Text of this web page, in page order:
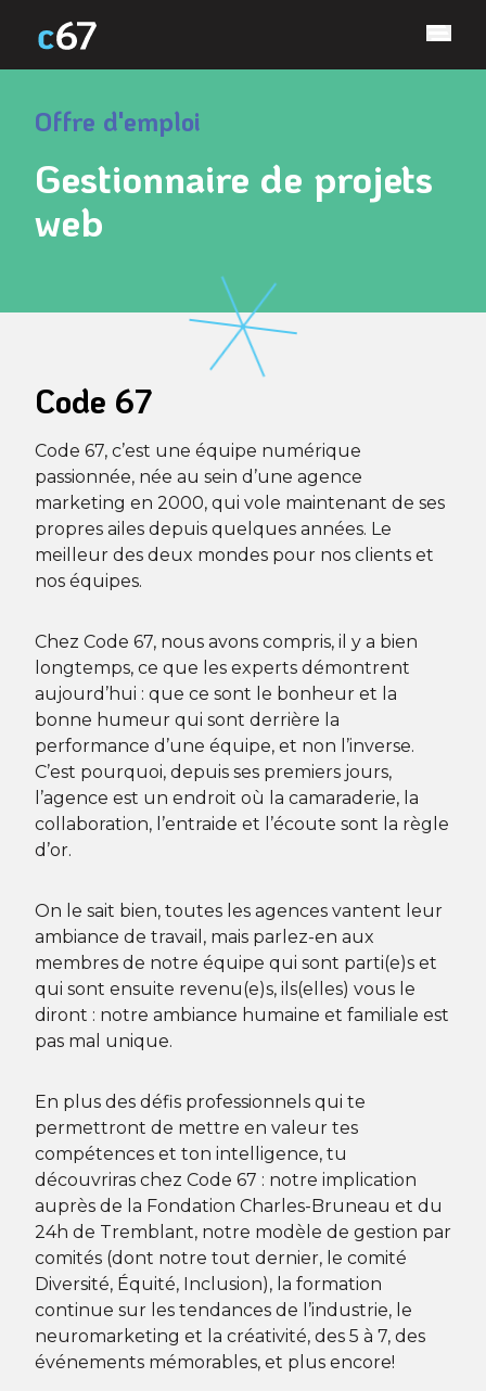
Offre d'emploi
Gestionnaire de projets
web
Code 67
Code 67, c’est une équipe numérique
passionnée, née au sein d’une agence
marketing en 2000, qui vole maintenant de ses
propres ailes depuis quelques années. Le
meilleur des deux mondes pour nos clients et
nos équipes.
Chez Code 67, nous avons compris, il y a bien
longtemps, ce que les experts démontrent
aujourd’hui : que ce sont le bonheur et la
bonne humeur qui sont derrière la
performance d’une équipe, et non l’inverse.
C’est pourquoi, depuis ses premiers jours,
l’agence est un endroit où la camaraderie, la
collaboration, l’entraide et l’écoute sont la règle
d’or.
On le sait bien, toutes les agences vantent leur
ambiance de travail, mais parlez-en aux
membres de notre équipe qui sont parti(e)s et
qui sont ensuite revenu(e)s, ils(elles) vous le
diront : notre ambiance humaine et familiale est
pas mal unique.
En plus des défis professionnels qui te
permettront de mettre en valeur tes
compétences et ton intelligence, tu
découvriras chez Code 67 : notre implication
auprès de la Fondation Charles-Bruneau et du
24h de Tremblant, notre modèle de gestion par
comités (dont notre tout dernier, le comité
Diversité, Équité, Inclusion), la formation
continue sur les tendances de l’industrie, le
neuromarketing et la créativité, des 5 à 7, des
événements mémorables, et plus encore!